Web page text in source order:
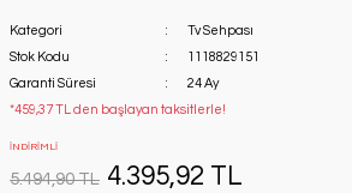
Kategori
Tv Sehpası
Stok Kodu
1118829151
Garanti Süresi
24 Ay
*459,37 TL den başlayan taksitlerle!
İNDİRİMLİ
5.494,90 TL 4.395,92 TL